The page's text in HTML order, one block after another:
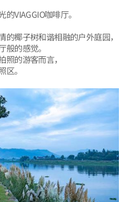
VIAGGIO咖啡厅。
椰子树和谐相融的户外庭园，
的感觉。
的游客而言，
。